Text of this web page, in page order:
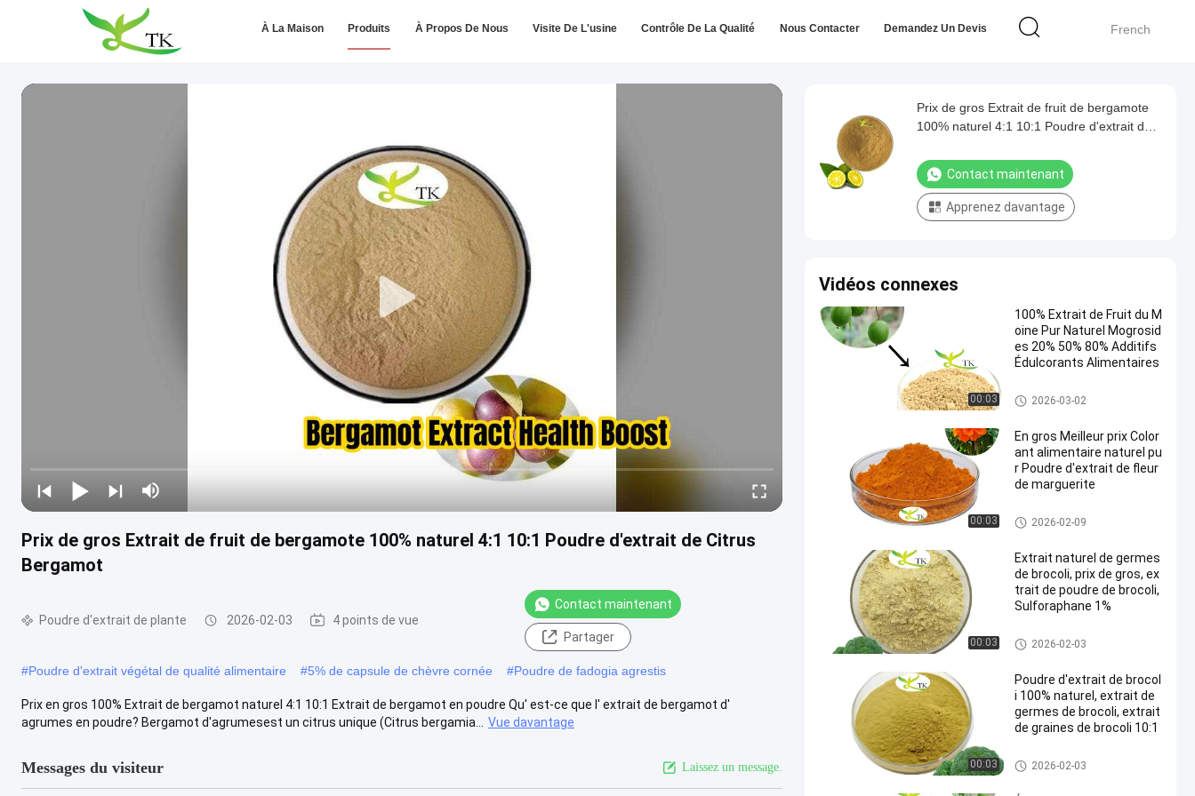
French
À La Maison Produits À Propos De Nous Visite De L'usine Contrôle De La Qualité Nous Contacter Demandez Un Devis
Prix de gros Extrait de fruit de bergamote 100% naturel 4:1 10:1 Poudre d'extrait de Citrus
Bergamot
Poudre d'extrait de plante 2026-02-03 4 points de vue
Contact maintenant
Partager
#Poudre d'extrait végétal de qualité alimentaire #5% de capsule de chèvre cornée #Poudre de fadogia agrestis
Prix en gros 100% Extrait de bergamot naturel 4:1 10:1 Extrait de bergamot en poudre Qu' est-ce que l' extrait de bergamot d'
agrumes en poudre? Bergamot d'agrumesest un citrus unique (Citrus bergamia...
Vue davantage
Messages du visiteur Laissez un message.
Prix de gros Extrait de fruit de bergamote
100% naturel 4:1 10:1 Poudre d'extrait de
Contact maintenant
Apprenez davantage
Vidéos connexes
00:03
100% Extrait de Fruit du M
oine Pur Naturel Mogrosid
es 20% 50% 80% Additifs
Édulcorants Alimentaires
Poudre d'extrait de plante
2026-03-02
00:03
En gros Meilleur prix Color
ant alimentaire naturel pu
r Poudre d'extrait de fleur
de marguerite
Poudre d'extrait de plante
2026-02-09
00:03
Extrait naturel de germes
de brocoli, prix de gros, ex
trait de poudre de brocoli,
Sulforaphane 1%
Poudre d'extrait de plante
2026-02-03
00:03
Poudre d'extrait de brocol
i 100% naturel, extrait de
germes de brocoli, extrait
de graines de brocoli 10:1
Poudre d'extrait de plante
2026-02-03